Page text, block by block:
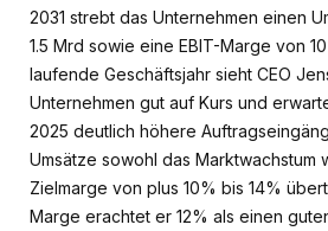
2031 strebt das Unternehmen einen
1.5 Mrd sowie eine EBIT-Marge von
laufende Geschäftsjahr sieht CEO
Unternehmen gut auf Kurs und
2025 deutlich höhere
Umsätze sowohl das Marktwachstum
Zielmarge von plus 10% bis 14%
Marge erachtet er 12% als einen